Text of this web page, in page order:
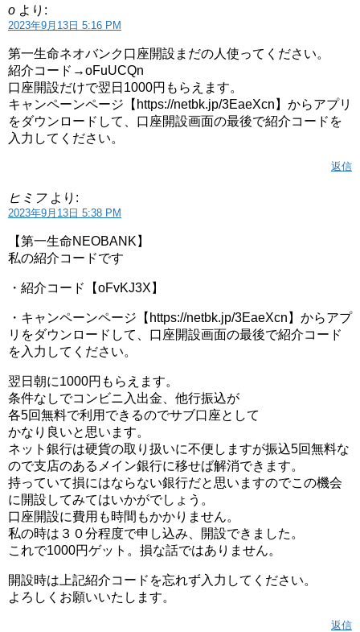
o より:
2023年9月13日 5:16 PM
第一生命ネオバンク口座開設まだの人使ってください。
紹介コード→oFuUCQn
口座開設だけで翌日1000円もらえます。
キャンペーンページ【https://netbk.jp/3EaeXcn】からアプリ
をダウンロードして、口座開設画面の最後で紹介コードを
入力してください。
返信
ヒミフ より:
2023年9月13日 5:38 PM
【第一生命NEOBANK】
私の紹介コードです
・紹介コード【oFvKJ3X】
・キャンペーンページ【https://netbk.jp/3EaeXcn】からアプ
リをダウンロードして、口座開設画面の最後で紹介コード
を入力してください。
翌日朝に1000円もらえます。
条件なしでコンビニ入出金、他行振込が
各5回無料で利用できるのでサブ口座として
かなり良いと思います。
ネット銀行は硬貨の取り扱いに不便しますが振込5回無料な
ので支店のあるメイン銀行に移せば解消できます。
持っていて損にはならない銀行だと思いますのでこの機会
に開設してみてはいかがでしょう。
口座開設に費用も時間もかかりません。
私の時は３０分程度で申し込み、開設できました。
これで1000円ゲット。損な話ではありません。
開設時は上記紹介コードを忘れず入力してください。
よろしくお願いいたします。
返信